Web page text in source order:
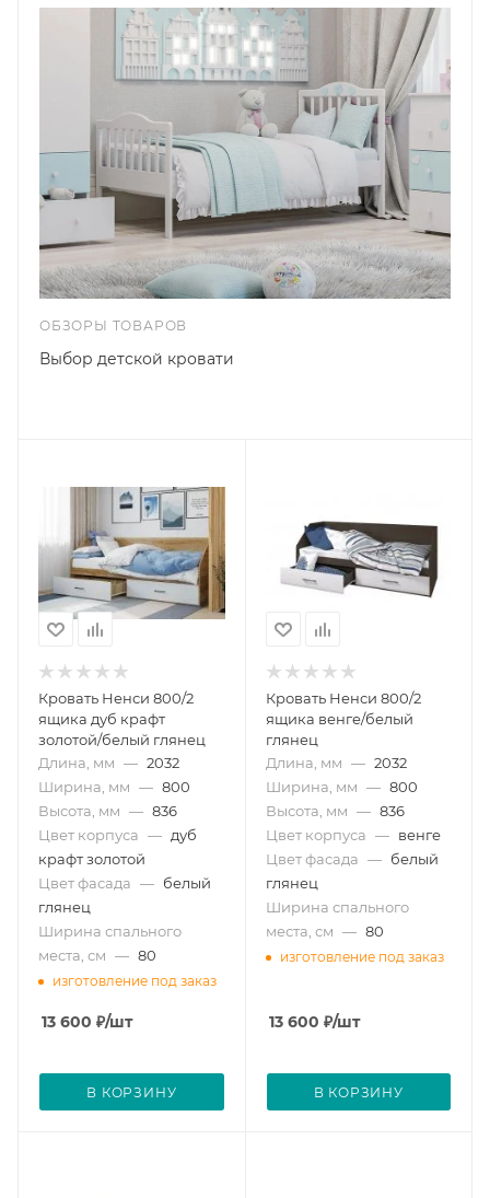
ОБЗОРЫ ТОВАРОВ
Выбор детской кровати
Кровать Ненси 800/2
ящика дуб крафт
золотой/белый глянец
Длина, мм — 2032
Ширина, мм — 800
Высота, мм — 836
Цвет корпуса — дуб
крафт золотой
Цвет фасада — белый
глянец
Ширина спального
места, см — 80
изготовление под заказ
13 600 ₽/шт
В КОРЗИНУ
Кровать Ненси 800/2
ящика венге/белый
глянец
Длина, мм — 2032
Ширина, мм — 800
Высота, мм — 836
Цвет корпуса — венге
Цвет фасада — белый
глянец
Ширина спального
места, см — 80
изготовление под заказ
13 600 ₽/шт
В КОРЗИНУ